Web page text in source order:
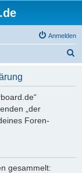
Anmelden
„der
Foren-
gesammelt: